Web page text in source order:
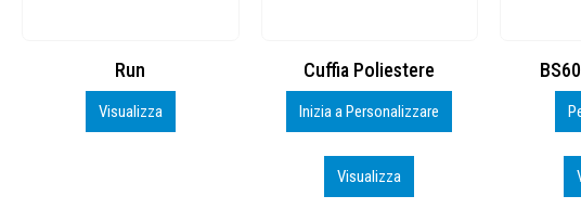
Cuffia Poliestere
Inizia a Personalizzare
BS600 – 5139960
Personalizza
Visualizza